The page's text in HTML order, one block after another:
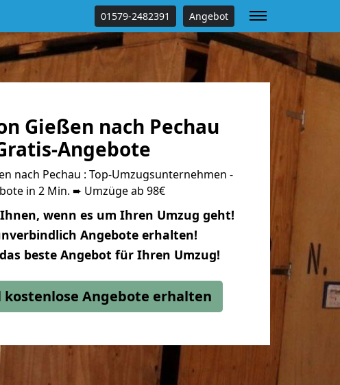
01579-2482391 Angebot
Gießen nach Pechau
Angebote
nach Pechau : Top-Umzugsunternehmen -
in 2 Min. ➨ Umzüge ab 98€
wenn es um Ihren Umzug geht!
Angebote erhalten!
beste Angebot für Ihren Umzug!
Angebote erhalten